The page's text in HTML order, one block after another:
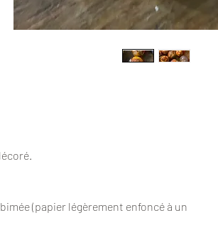
(papier légèrement enfoncé à un